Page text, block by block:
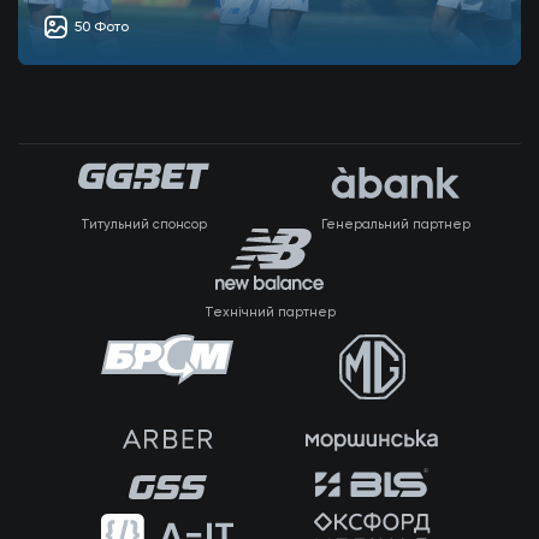
50 Фото
Титульний спонсор Генеральний партнер
Технічний партнер